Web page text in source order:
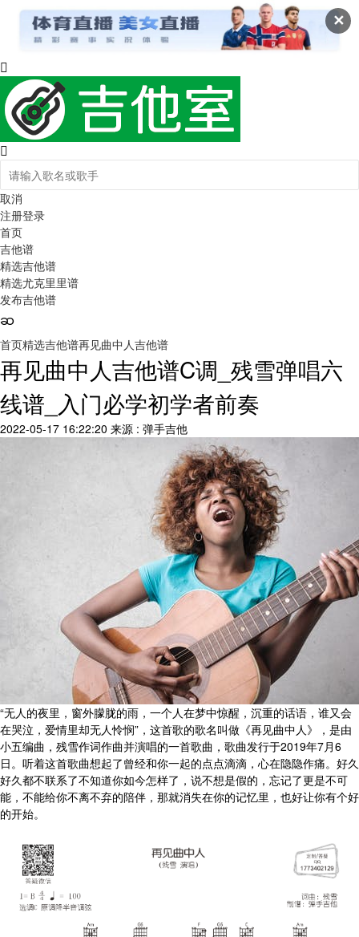
✕
取消
注册登录
首页
吉他谱
精选吉他谱
精选尤克里里谱
发布吉他谱
首页精选吉他谱再见曲中人吉他谱
再见曲中人吉他谱C调_残雪弹唱六
线谱_入门必学初学者前奏
2022-05-17 16:22:20 来源 : 弹手吉他
“无人的夜里，窗外朦胧的雨，一个人在梦中惊醒，沉重的话语，谁又会
在哭泣，爱情里却无人怜悯”，这首歌的歌名叫做《再见曲中人》，是由
小五编曲，残雪作词作曲并演唱的一首歌曲，歌曲发行于2019年7月6
日。听着这首歌曲想起了曾经和你一起的点点滴滴，心在隐隐作痛。好久
好久都不联系了不知道你如今怎样了，说不想是假的，忘记了更是不可
能，不能给你不离不弃的陪伴，那就消失在你的记忆里，也好让你有个好
的开始。